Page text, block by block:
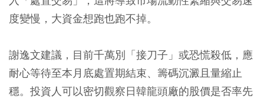
度變慢，大資金想跑也跑不掉。
謝逸文建議，目前千萬別「接刀子」或恐慌殺低，應
耐心等待至本月底處置期結束、 籌碼沉澱且量縮止
穩。投資人可以密切觀察日韓龍頭廠的股價是否率先